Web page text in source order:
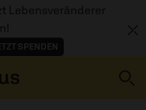
Lebensveränderer
SPENDEN